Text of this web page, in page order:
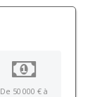
De 50 000 € à